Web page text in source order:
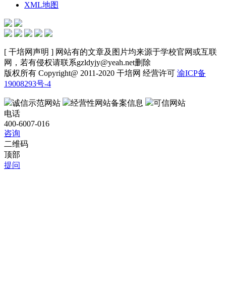
XML地图
[ 干培网声明 ] 网站有的文章及图片均来源于学校官网或互联
网，若有侵权请联系gzldyjy@yeah.net删除
版权所有 Copyright@ 2011-2020 干培网 经营许可 渝ICP备
19008293号-4
诚信示范网站 经营性网站备案信息
可信网站
电话
400-6007-016
咨询
二维码
顶部
提问